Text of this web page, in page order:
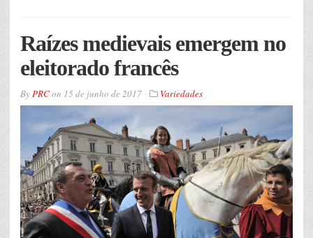
Raízes medievais emergem no
eleitorado francês
ByPRCon 15 de junho de 2017 Variedades